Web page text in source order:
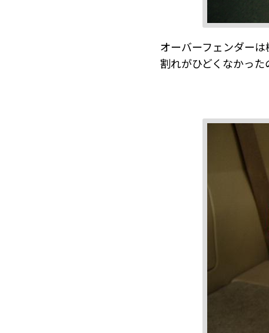
オーバーフェンダーは
割れがひどくなかった